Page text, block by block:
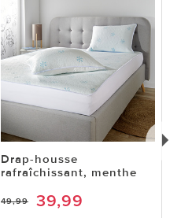
Drap-housse
rafraîchissant, menthe
49,99 39,99